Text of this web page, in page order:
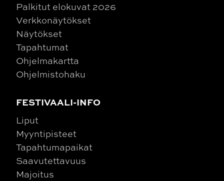
Palkitut elokuvat 2026
Verkkonäytökset
Näytökset
Tapahtumat
Ohjelmakartta
Ohjelmistohaku
FESTIVAALI-INFO
Liput
Myyntipisteet
Tapahtumapaikat
Saavutettavuus
Majoitus